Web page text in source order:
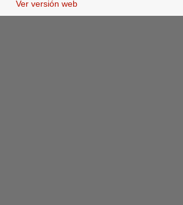
Ver versión web